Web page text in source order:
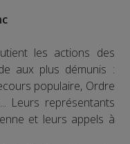
les actions des
aux plus démunis :
populaire, Ordre
Leurs représentants
et leurs appels à